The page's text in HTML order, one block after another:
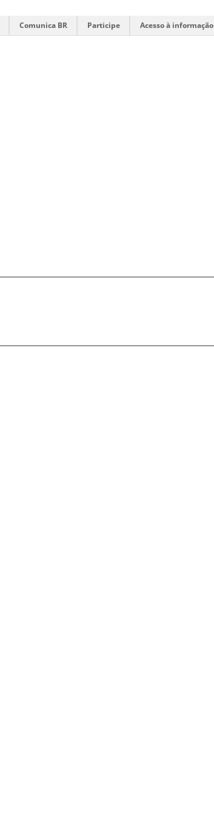
Comunica BR Participe Acesso à informação